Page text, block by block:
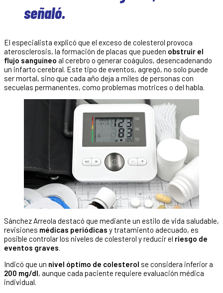
señaló.
El especialista explicó que el exceso de colesterol provoca
aterosclerosis, la formación de placas que pueden obstruir el
flujo sanguíneo al cerebro o generar coágulos, desencadenando
un infarto cerebral. Este tipo de eventos, agregó, no solo puede
ser mortal, sino que cada año deja a miles de personas con
secuelas permanentes, como problemas motrices o del habla.
Sánchez Arreola destacó que mediante un estilo de vida saludable,
revisiones médicas periódicas y tratamiento adecuado, es
posible controlar los niveles de colesterol y reducir el riesgo de
eventos graves.
Indicó que un nivel óptimo de colesterol se considera inferior a
200 mg/dl, aunque cada paciente requiere evaluación médica
individual.